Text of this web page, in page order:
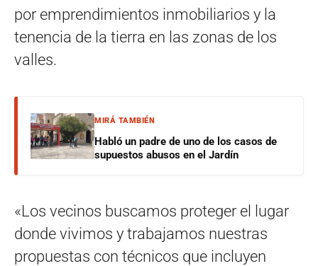
por emprendimientos inmobiliarios y la
tenencia de la tierra en las zonas de los
valles.
MIRÁ TAMBIÉN
Habló un padre de uno de los casos de
supuestos abusos en el Jardín
«Los vecinos buscamos proteger el lugar
donde vivimos y trabajamos nuestras
propuestas con técnicos que incluyen